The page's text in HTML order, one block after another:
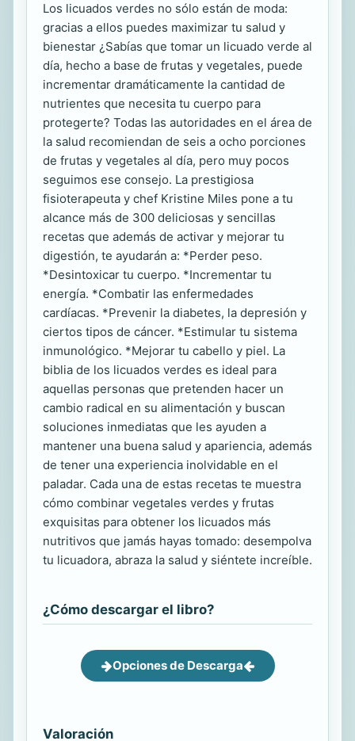
Los licuados verdes no sólo están de moda:
gracias a ellos puedes maximizar tu salud y
bienestar ¿Sabías que tomar un licuado verde al
día, hecho a base de frutas y vegetales, puede
incrementar dramáticamente la cantidad de
nutrientes que necesita tu cuerpo para
protegerte? Todas las autoridades en el área de
la salud recomiendan de seis a ocho porciones
de frutas y vegetales al día, pero muy pocos
seguimos ese consejo. La prestigiosa
fisioterapeuta y chef Kristine Miles pone a tu
alcance más de 300 deliciosas y sencillas
recetas que además de activar y mejorar tu
digestión, te ayudarán a: *Perder peso.
*Desintoxicar tu cuerpo. *Incrementar tu
energía. *Combatir las enfermedades
cardíacas. *Prevenir la diabetes, la depresión y
ciertos tipos de cáncer. *Estimular tu sistema
inmunológico. *Mejorar tu cabello y piel. La
biblia de los licuados verdes es ideal para
aquellas personas que pretenden hacer un
cambio radical en su alimentación y buscan
soluciones inmediatas que les ayuden a
mantener una buena salud y apariencia, además
de tener una experiencia inolvidable en el
paladar. Cada una de estas recetas te muestra
cómo combinar vegetales verdes y frutas
exquisitas para obtener los licuados más
nutritivos que jamás hayas tomado: desempolva
tu licuadora, abraza la salud y siéntete increíble.
¿Cómo descargar el libro?
Opciones de Descarga
Valoración